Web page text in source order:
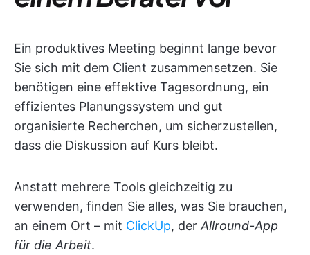
Ein produktives Meeting beginnt lange bevor
Sie sich mit dem Client zusammensetzen. Sie
benötigen eine effektive Tagesordnung, ein
effizientes Planungssystem und gut
organisierte Recherchen, um sicherzustellen,
dass die Diskussion auf Kurs bleibt.
Anstatt mehrere Tools gleichzeitig zu
verwenden, finden Sie alles, was Sie brauchen,
an einem Ort – mit ClickUp, der Allround-App
für die Arbeit.